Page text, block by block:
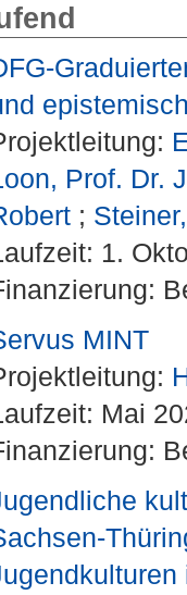
Prof. Dr.
;
1.
MINT
Mai